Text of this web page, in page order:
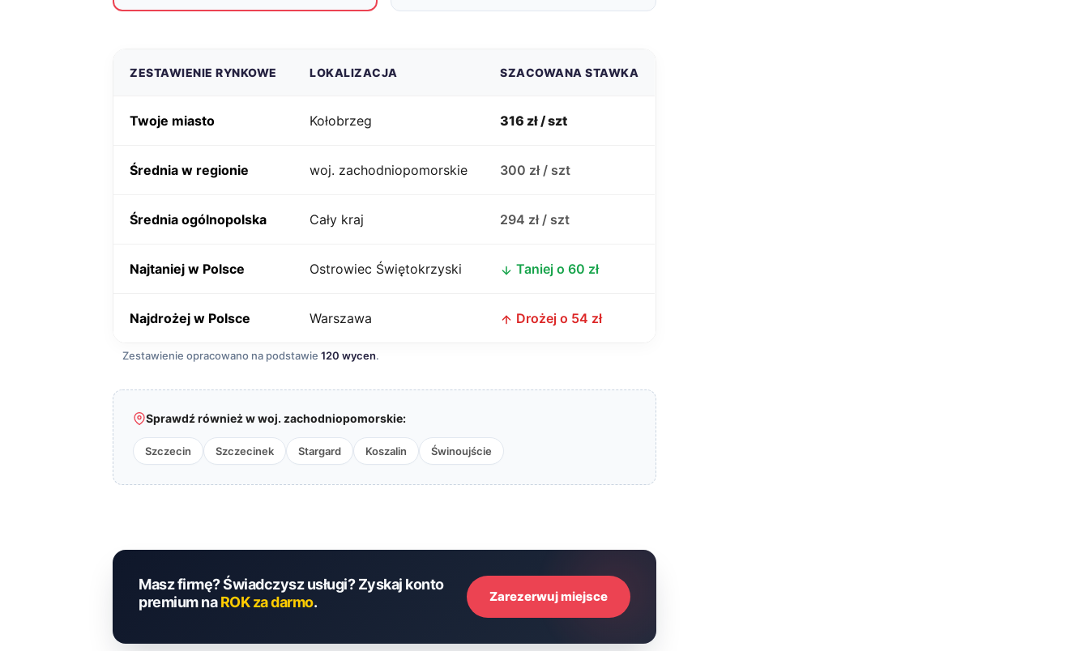
ZESTAWIENIE RYNKOWE LOKALIZACJA SZACOWANA STAWKA
Twoje miasto Kołobrzeg 316 zł / szt
Średnia w regionie woj. zachodniopomorskie 300 zł / szt
Średnia ogólnopolska Cały kraj 294 zł / szt
Najtaniej w Polsce Ostrowiec Świętokrzyski Taniej o 60 zł
Najdrożej w Polsce Warszawa Drożej o 54 zł
Zestawienie opracowano na podstawie 120 wycen.
Sprawdź również w woj. zachodniopomorskie:
Szczecin Szczecinek Stargard Koszalin Świnoujście
Masz firmę? Świadczysz usługi? Zyskaj konto
premium naROK za darmo. Zarezerwuj miejsce